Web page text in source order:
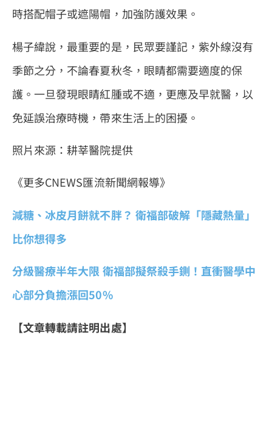
時搭配帽子或遮陽帽，加強防護效果。
楊子緯說，最重要的是，民眾要謹記，紫外線沒有
季節之分，不論春夏秋冬，眼睛都需要適度的保
護。一旦發現眼睛紅腫或不適，更應及早就醫，以
免延誤治療時機，帶來生活上的困擾。
照片來源：耕莘醫院提供
《更多CNEWS匯流新聞網報導》
減糖、冰皮月餅就不胖？ 衛福部破解「隱藏熱量」
比你想得多
分級醫療半年大限 衛福部擬祭殺手鍘！直衝醫學中
心部分負擔漲回50%
【文章轉載請註明出處】